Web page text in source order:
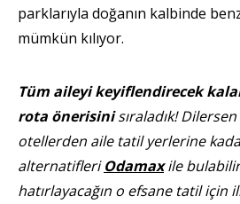
parklarıyla doğanın kalbinde
mümkün kılıyor.
Tüm aileyi keyiflendirecek
rota önerisinisıraladık! Dilersen
otellerden aile tatil yerlerine
alternatifleriOdamaxile
hatırlayacağın o efsane tatil için